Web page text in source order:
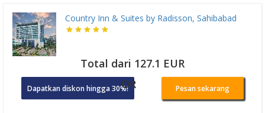
Country Inn & Suites by Radisson, Sahibabad
Total dari 127.1 EUR
Dapatkan diskon hingga 30%!OR Pesan sekarang